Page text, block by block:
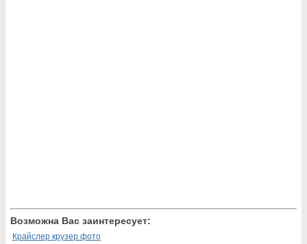
Возможна Вас заинтересует:
Крайслер крузер фото